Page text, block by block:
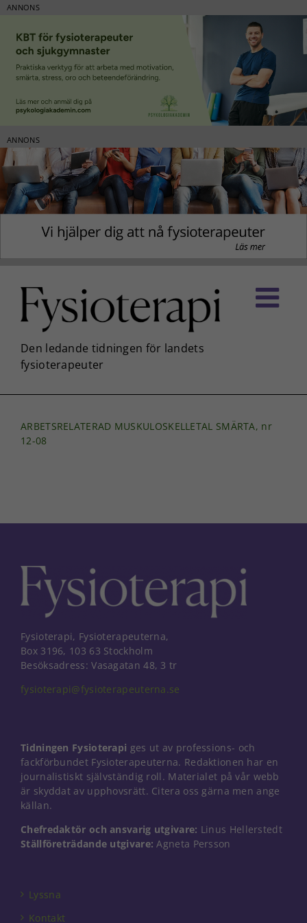
ANNONS
ANNONS
innehållet
ARBETSRELATERAD MUSKULOSKELLETAL SMÄRTA, nr
12-08
Fysioterapi, Fysioterapeuterna,
Box 3196, 103 63 Stockholm
Besöksadress: Vasagatan 48, 3 tr
fysioterapi@fysioterapeuterna.se
Tidningen Fysioterapi ges ut av professions- och
fackförbundet Fysioterapeuterna. Redaktionen har en
journalistiskt självständig roll. Materialet på vår webb
är skyddat av upphovsrätt. Citera oss gärna men ange
källan.
Chefredaktör och ansvarig utgivare: Linus Hellerstedt
Ställföreträdande utgivare: Agneta Persson
Lyssna
Kontakt